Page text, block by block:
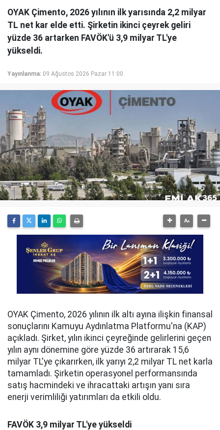
OYAK Çimento, 2026 yılının ilk yarısında 2,2 milyar
TL net kar elde etti. Şirketin ikinci çeyrek geliri
yüzde 36 artarken FAVÖK'ü 3,9 milyar TL'ye
yükseldi.
Yayınlanma: 09 Ağustos 2026 Pazar 11:00
OYAK Çimento, 2026 yılının ilk altı ayına ilişkin finansal
sonuçlarını Kamuyu Aydınlatma Platformu'na (KAP)
açıkladı. Şirket, yılın ikinci çeyreğinde gelirlerini geçen
yılın aynı dönemine göre yüzde 36 artırarak 15,6
milyar TL'ye çıkarırken, ilk yarıyı 2,2 milyar TL net karla
tamamladı. Şirketin operasyonel performansında
satış hacmindeki ve ihracattaki artışın yanı sıra
enerji verimliliği yatırımları da etkili oldu.
FAVÖK 3,9 milyar TL'ye yükseldi